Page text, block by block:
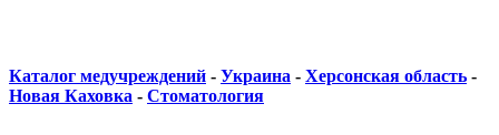
Каталог медучреждений - Украина - Херсонская область -
Новая Каховка - Стоматология